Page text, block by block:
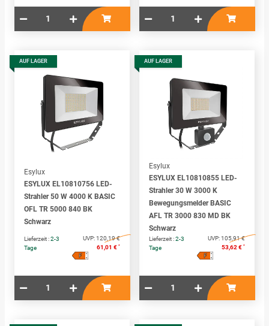
AUF LAGER
Esylux
ESYLUX EL10810756 LED-
Strahler 50 W 4000 K BASIC
OFL TR 5000 840 BK
Schwarz
Lieferzeit :2-3
Tage
UVP:120,19 €
61,01 € *
A
↑
G
F
AUF LAGER
Esylux
ESYLUX EL10810855 LED-
Strahler 30 W 3000 K
Bewegungsmelder BASIC
AFL TR 3000 830 MD BK
Schwarz
Lieferzeit :2-3
Tage
UVP:105,91 €
53,62 € *
A
↑
G
F